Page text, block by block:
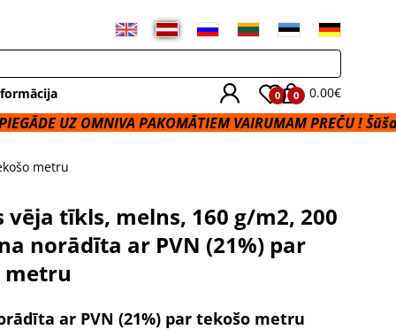
0 0 0.00€
OMNIVA PAKOMĀTIEM VAIRUMAM PREČU ! Šūšanas
metru
vēja tīkls, melns, 160 g/m2, 200
norādīta ar PVN (21%) par
metru
ar PVN (21%) par tekošo metru